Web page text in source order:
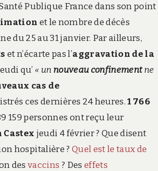
Publique France dans son point
et le nombre de décès
du 25 au 31 janvier. Par ailleurs,
et n’écarte pas l’aggravation de la
qu’ « un nouveau confinementne
cas de
ces dernières 24 heures.1 766
159 personnes ont reçu leur
Castex jeudi 4 février ? Que disent
hospitalière ? Quel est le taux de
desvaccins ? Des effets